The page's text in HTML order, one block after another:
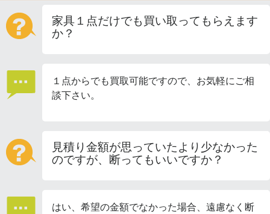
家具１点だけでも買い取ってもらえます
か？
１点からでも買取可能ですので、お気軽にご相
談下さい。
見積り金額が思っていたより少なかった
のですが、断ってもいいですか？
はい、希望の金額でなかった場合、遠慮なく断